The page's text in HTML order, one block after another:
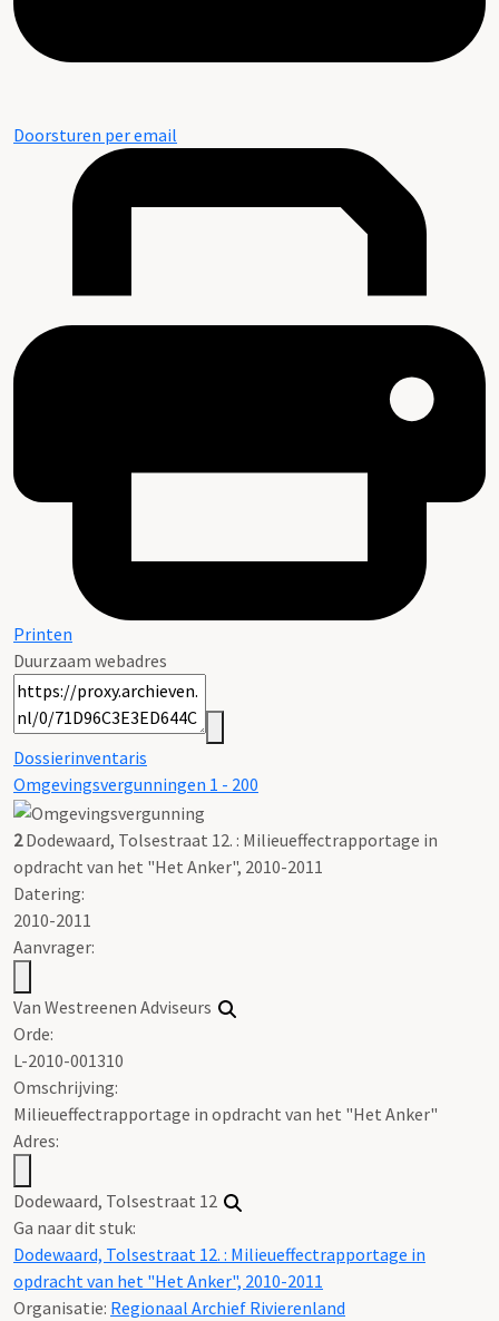
Doorsturen per email
Printen
Duurzaam webadres
Dossierinventaris
Omgevingsvergunningen 1 - 200
2Dodewaard, Tolsestraat 12. : Milieueffectrapportage in
opdracht van het "Het Anker", 2010-2011
Datering:
2010-2011
Aanvrager:
Van Westreenen Adviseurs
Orde:
L-2010-001310
Omschrijving:
Milieueffectrapportage in opdracht van het "Het Anker"
Adres:
Dodewaard, Tolsestraat 12
Ga naar dit stuk:
Dodewaard, Tolsestraat 12. : Milieueffectrapportage in
opdracht van het "Het Anker", 2010-2011
Organisatie: Regionaal Archief Rivierenland